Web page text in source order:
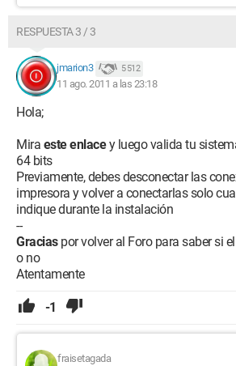
RESPUESTA 3 / 3
jmarion3 5 512
11 ago. 2011 a las 23:18
Hola;
Mira este enlacey luego valida tu
64 bits
Previamente, debes desconectar las
impresora y volver a conectarlas solo
indique durante la instalación
--
Graciaspor volver al Foro para saber si
o no
Atentamente
-1
fraisetagada